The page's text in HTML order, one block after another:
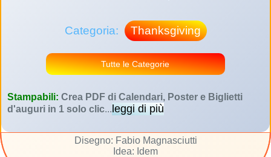
Categoria: Thanksgiving
Tutte le Categorie
Stampabili: Crea PDF di Calendari, Poster e Biglietti
d'auguri in 1 solo clic...leggi di più
Disegno: Fabio Magnasciutti
Idea: Idem